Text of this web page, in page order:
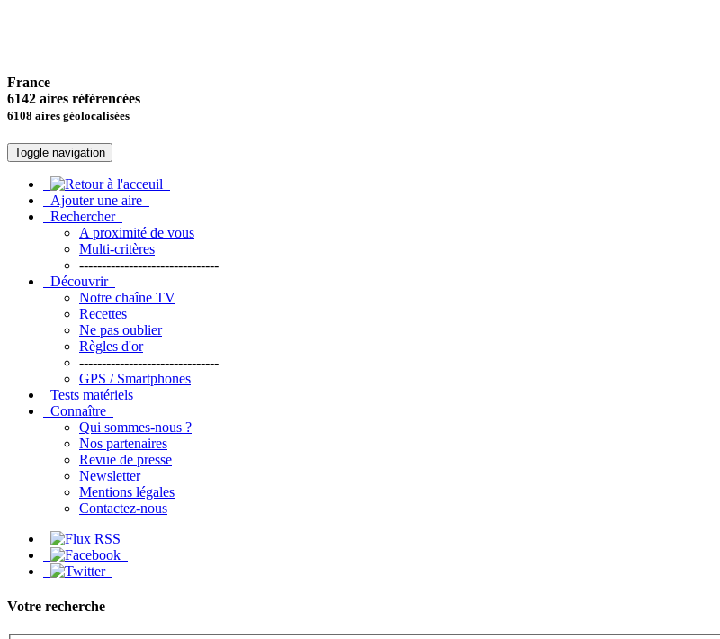
France
6142 aires référencées
6108 aires géolocalisées
Toggle navigation
Ajouter une aire
Rechercher
A proximité de vous
Multi-critères
-------------------------------
Découvrir
Notre chaîne TV
Recettes
Ne pas oublier
Règles d'or
-------------------------------
GPS / Smartphones
Tests matériels
Connaître
Qui sommes-nous ?
Nos partenaires
Revue de presse
Newsletter
Mentions légales
Contactez-nous
Votre recherche